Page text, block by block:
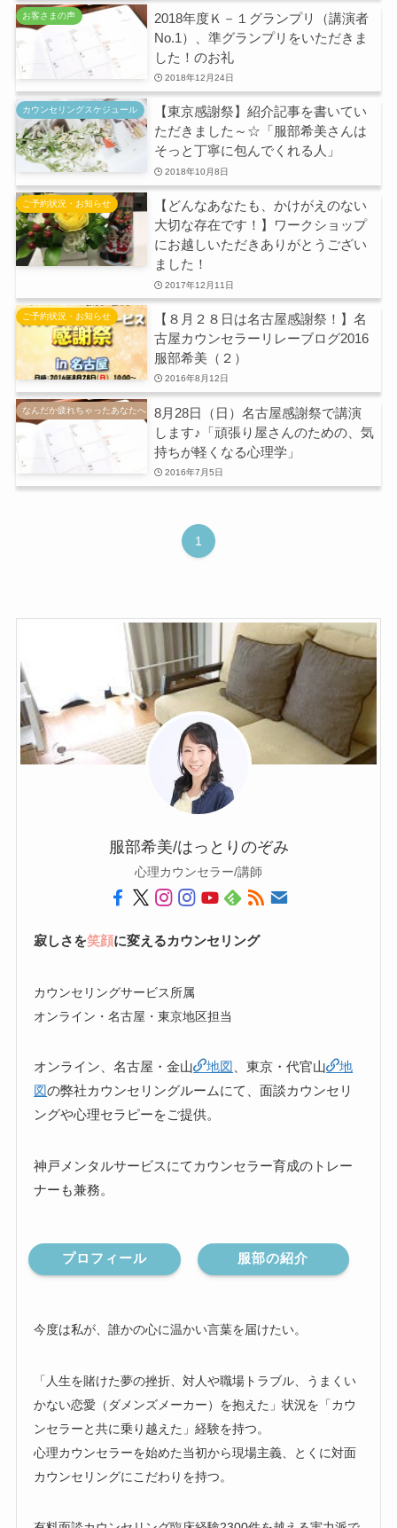
お客さまの声
2018年度Ｋ－１グランプリ（講演者
No.1）、準グランプリをいただきま
した！のお礼
2018年12月24日
カウンセリングスケジュール
【東京感謝祭】紹介記事を書いてい
ただきました～☆「服部希美さんは
そっと丁寧に包んでくれる人」
2018年10月8日
ご予約状況・お知らせ
【どんなあなたも、かけがえのない
大切な存在です！】ワークショップ
にお越しいただきありがとうござい
ました！
2017年12月11日
ご予約状況・お知らせ
【８月２８日は名古屋感謝祭！】名
古屋カウンセラーリレーブログ2016
服部希美（２）
2016年8月12日
なんだか疲れちゃったあなたへ
8月28日（日）名古屋感謝祭で講演
します♪「頑張り屋さんのための、気
持ちが軽くなる心理学」
2016年7月5日
1
服部希美/はっとりのぞみ
心理カウンセラー/講師
寂しさを笑顔に変えるカウンセリング
カウンセリングサービス所属
オンライン・名古屋・東京地区担当
オンライン、名古屋・金山 地図 、東京・代官山
地
図の弊社カウンセリングルームにて、面談カウンセリ
ングや心理セラピーをご提供。
神戸メンタルサービスにてカウンセラー育成のトレー
ナーも兼務。
プロフィール 服部の紹介
今度は私が、誰かの心に温かい言葉を届けたい。
「人生を賭けた夢の挫折、対人や職場トラブル、うまくい
かない恋愛（ダメンズメーカー）を抱えた」状況を「カウ
ンセラーと共に乗り越えた」経験を持つ。
心理カウンセラーを始めた当初から現場主義、とくに対面
カウンセリングにこだわりを持つ。